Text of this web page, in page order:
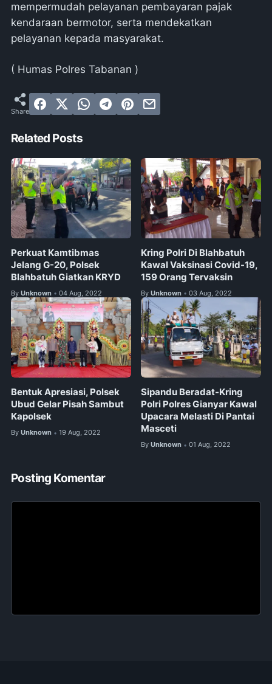
mempermudah pelayanan pembayaran pajak
kendaraan bermotor, serta mendekatkan
pelayanan kepada masyarakat.
( Humas Polres Tabanan )
Related Posts
Perkuat Kamtibmas
Jelang G-20, Polsek
Blahbatuh Giatkan KRYD
By Unknown • 04 Aug, 2022
Kring Polri Di Blahbatuh
Kawal Vaksinasi Covid-19,
159 Orang Tervaksin
By Unknown • 03 Aug, 2022
Bentuk Apresiasi, Polsek
Ubud Gelar Pisah Sambut
Kapolsek
By Unknown • 19 Aug, 2022
Sipandu Beradat-Kring
Polri Polres Gianyar Kawal
Upacara Melasti Di Pantai
Masceti
By Unknown • 01 Aug, 2022
Posting Komentar